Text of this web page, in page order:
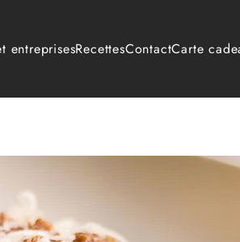
entreprisesRecettesContactCarte